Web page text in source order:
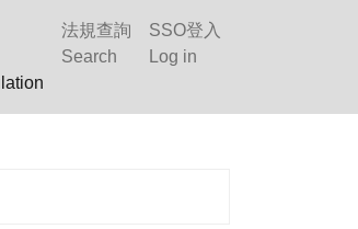
法規查詢
Search
SSO登入
Log in